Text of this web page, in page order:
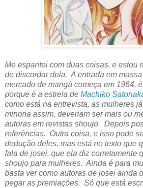
Me espantei com duas coisas, e estou
de discordar dela. A entrada em
mercado de mangá começa em 1964,
porque é a estreia de Machiko
como está na entrevista, as mulheres
minoria assim, deveriam ser mais ou
autoras em revistas shoujo. Depois
referências. Outra coisa, e isso pode
dedução deles, mas está no texto que
fala de josei, que ela diz corretamente
shoujo para mulheres. Ainda é para
basta ver como autoras de josei ainda
pegar as premiações. Só que está